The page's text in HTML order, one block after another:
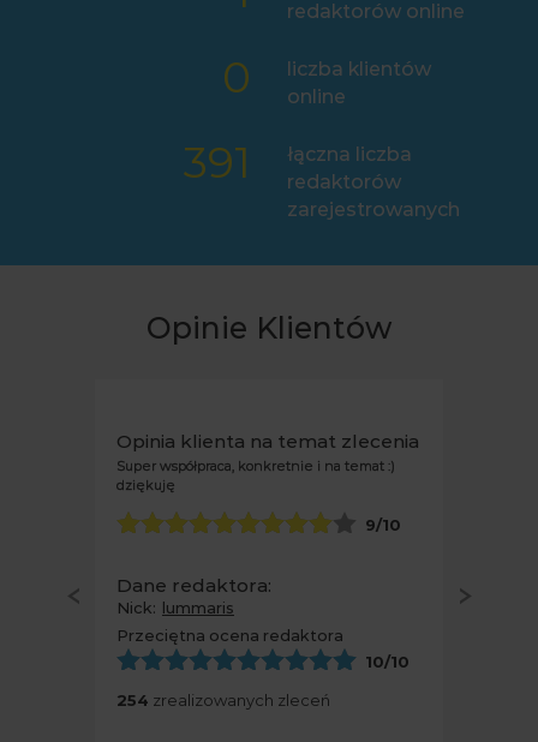
redaktorów online
0
liczba klientów
online
391
łączna liczba
redaktorów
zarejestrowanych
Opinie Klientów
Opinia klienta na temat zlecenia
Szybko, rzetelnie, procesjonalnie - polecam
Nick: Pisarka777
Przeciętna ocena redaktora